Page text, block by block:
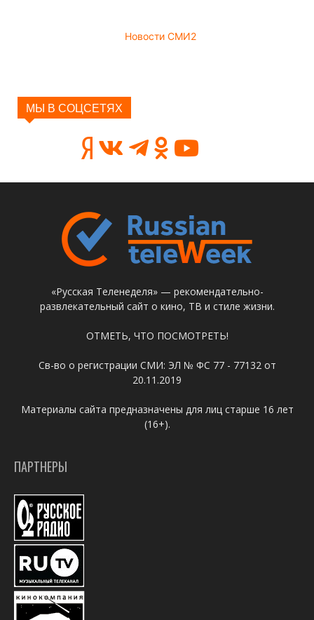
Новости СМИ2
МЫ В СОЦСЕТЯХ
«Русская Теленеделя» — рекомендательно-
развлекательный сайт о кино, ТВ и стиле жизни.
ОТМЕТЬ, ЧТО ПОСМОТРЕТЬ!
Св-во о регистрации СМИ: ЭЛ № ФС 77 - 77132 от
20.11.2019
Материалы сайта предназначены для лиц старше 16 лет
(16+).
ПАРТНЕРЫ